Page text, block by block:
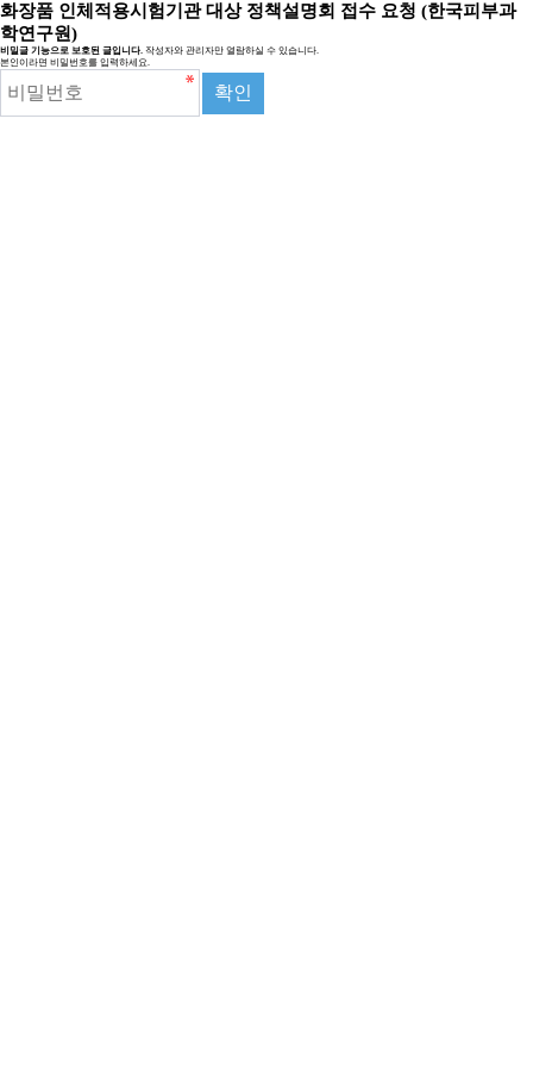
화장품 인체적용시험기관 대상 정책설명회 접수 요청 (한국피부과
학연구원)
비밀글 기능으로 보호된 글입니다. 작성자와 관리자만 열람하실 수 있습니다.
본인이라면 비밀번호를 입력하세요.